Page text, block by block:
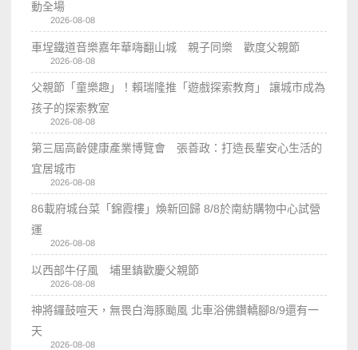
動全場
2026-08-08
車埕鐵道音樂嘉年華嗨翻山城 親子同樂 歡度父親節
2026-08-08
父親節「童樂趣」！賴瑞隆推「遊戲探索教育」 讓城市成為
孩子的探索教室
2026-08-08
第三屆高齡健康產業博覽會 張善政：打造長輩安心生活的
宜居城市
2026-08-08
86載府城台菜「錦霞樓」煥新回歸 8/8於南紡購物中心試營
運
2026-08-08
以西部牛仔風 埔里鎮歡慶父親節
2026-08-08
神將鑼鼓喧天，無畏白海豚颱風 北車浴佛鑽轎腳8/9還有一
天
2026-08-08